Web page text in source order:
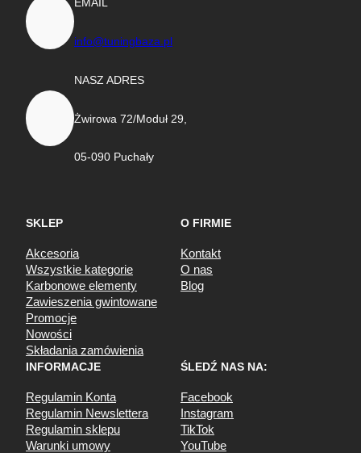
info@tuningbaza.pl
NASZ ADRES
Żwirowa 72/Moduł 29,
05-090 Puchały
SKLEP
Akcesoria
Wszystkie kategorie
Karbonowe elementy
Zawieszenia gwintowane
Promocje
Nowości
Składania zamówienia
O FIRMIE
Kontakt
O nas
Blog
INFORMACJE
Regulamin Konta
Regulamin Newslettera
Regulamin sklepu
Warunki umowy
ŚLEDŹ NAS NA:
Facebook
Instagram
TikTok
YouTube